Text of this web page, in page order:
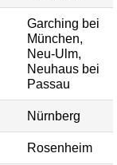
Garching bei
München,
Neu-Ulm,
Neuhaus bei
Passau
Nürnberg
Rosenheim